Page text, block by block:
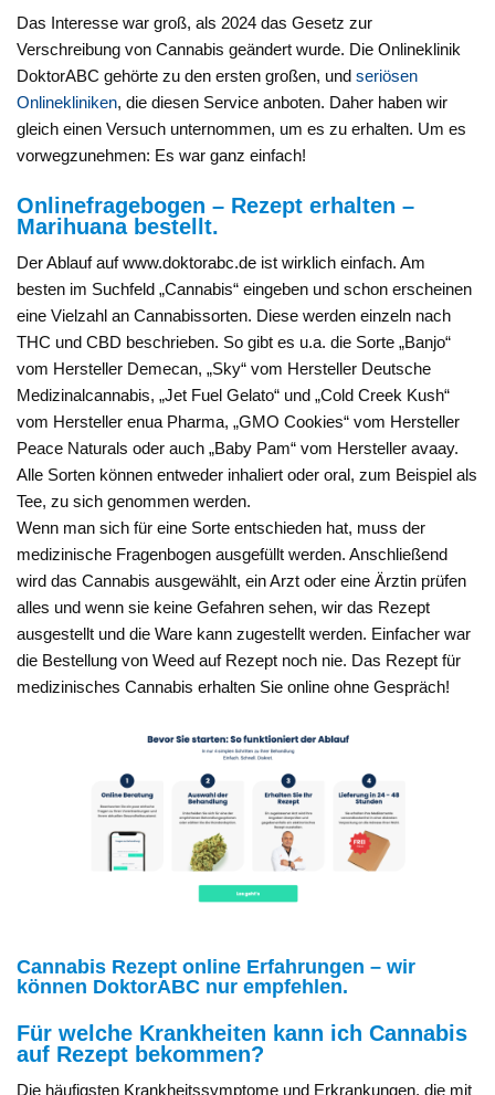
Das Interesse war groß, als 2024 das Gesetz zur
Verschreibung von Cannabis geändert wurde. Die Onlineklinik
DoktorABC gehörte zu den ersten großen, undseriösen
Onlinekliniken, die diesen Service anboten. Daher haben wir
gleich einen Versuch unternommen, um es zu erhalten. Um es
vorwegzunehmen: Es war ganz einfach!
Onlinefragebogen – Rezept erhalten –
Marihuana bestellt.
Der Ablauf auf www.doktorabc.de ist wirklich einfach. Am
besten im Suchfeld „Cannabis“ eingeben und schon erscheinen
eine Vielzahl an Cannabissorten. Diese werden einzeln nach
THC und CBD beschrieben. So gibt es u.a. die Sorte „Banjo“
vom Hersteller Demecan, „Sky“ vom Hersteller Deutsche
Medizinalcannabis, „Jet Fuel Gelato“ und „Cold Creek Kush“
vom Hersteller enua Pharma, „GMO Cookies“ vom Hersteller
Peace Naturals oder auch „Baby Pam“ vom Hersteller avaay.
Alle Sorten können entweder inhaliert oder oral, zum Beispiel als
Tee, zu sich genommen werden.
Wenn man sich für eine Sorte entschieden hat, muss der
medizinische Fragenbogen ausgefüllt werden. Anschließend
wird das Cannabis ausgewählt, ein Arzt oder eine Ärztin prüfen
alles und wenn sie keine Gefahren sehen, wir das Rezept
ausgestellt und die Ware kann zugestellt werden. Einfacher war
die Bestellung von Weed auf Rezept noch nie. Das Rezept für
medizinisches Cannabis erhalten Sie online ohne Gespräch!
Cannabis Rezept online Erfahrungen – wir
können DoktorABC nur empfehlen.
Für welche Krankheiten kann ich Cannabis
auf Rezept bekommen?
Die häufigsten Krankheitssymptome und Erkrankungen, die mit